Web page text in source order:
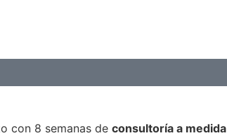
con 8 semanas de consultoría a medida